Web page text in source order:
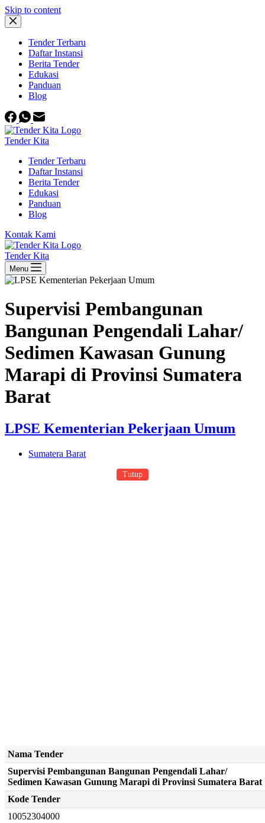
Skip to content
Tender Terbaru
Daftar Instansi
Berita Tender
Edukasi
Panduan
Blog
Tender Kita
Tender Terbaru
Daftar Instansi
Berita Tender
Edukasi
Panduan
Blog
Kontak Kami
Tender Kita
Menu
Supervisi Pembangunan
Bangunan Pengendali Lahar/
Sedimen Kawasan Gunung
Marapi di Provinsi Sumatera
Barat
LPSE Kementerian Pekerjaan Umum
Sumatera Barat
Tutup
Nama Tender
Supervisi Pembangunan Bangunan Pengendali Lahar/
Sedimen Kawasan Gunung Marapi di Provinsi Sumatera Barat
Kode Tender
10052304000